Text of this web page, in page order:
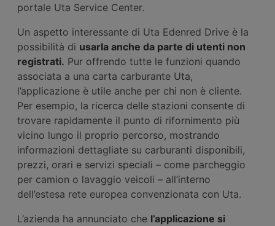
portale Uta Service Center.
Un aspetto interessante di Uta Edenred Drive è la
possibilità di usarla anche da parte di utenti non
registrati. Pur offrendo tutte le funzioni quando
associata a una carta carburante Uta,
l’applicazione è utile anche per chi non è cliente.
Per esempio, la ricerca delle stazioni consente di
trovare rapidamente il punto di rifornimento più
vicino lungo il proprio percorso, mostrando
informazioni dettagliate su carburanti disponibili,
prezzi, orari e servizi speciali – come parcheggio
per camion o lavaggio veicoli – all’interno
dell’estesa rete europea convenzionata con Uta.
L’azienda ha annunciato che l’applicazione si